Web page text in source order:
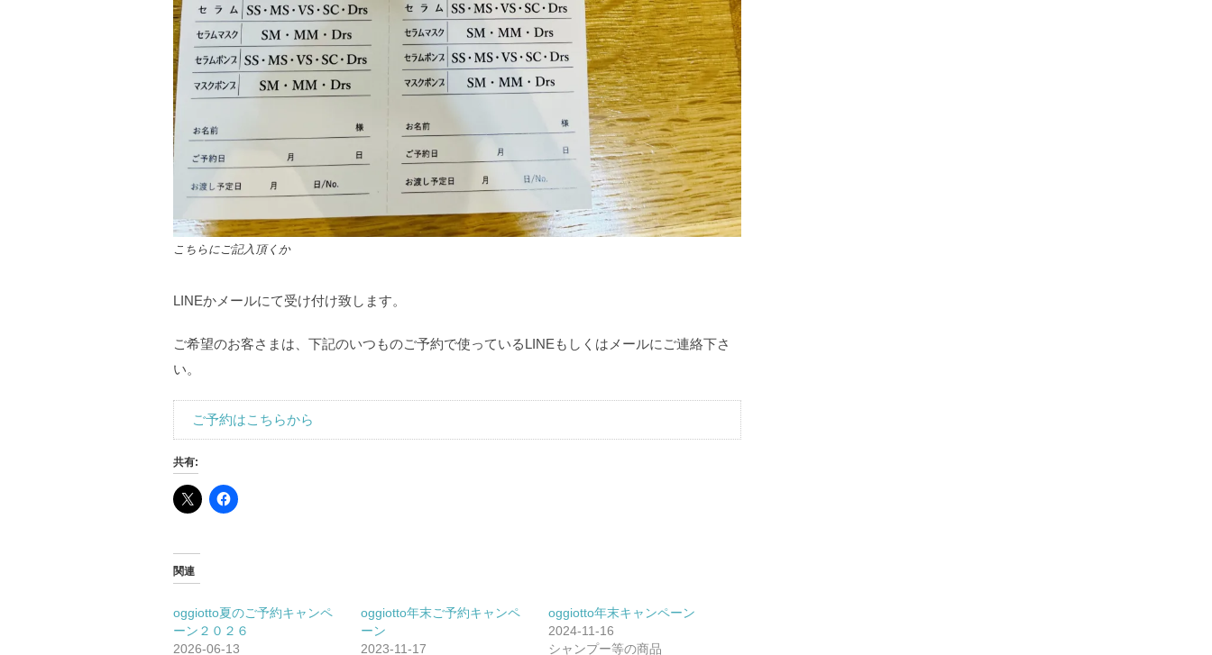
こちらにご記入頂くか
LINEかメールにて受け付け致します。
ご希望のお客さまは、下記のいつものご予約で使っているLINEもしくはメールにご連絡下さ
い。
ご予約はこちらから
共有:
関連
oggiotto夏のご予約キャンペ
ーン２０２６
2026-06-13
oggiotto年末ご予約キャンペ
ーン
2023-11-17
oggiotto年末キャンペーン
2024-11-16
シャンプー等の商品